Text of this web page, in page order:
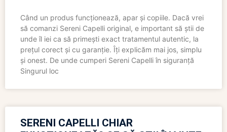
Când un produs funcționează, apar și copiile. Dacă vrei
să comanzi Sereni Capelli original, e important să știi de
unde îl iei ca să primești exact tratamentul autentic, la
prețul corect și cu garanție. Îți explicăm mai jos, simplu
și onest. De unde cumperi Sereni Capelli în siguranță
Singurul loc
SERENI CAPELLI CHIAR